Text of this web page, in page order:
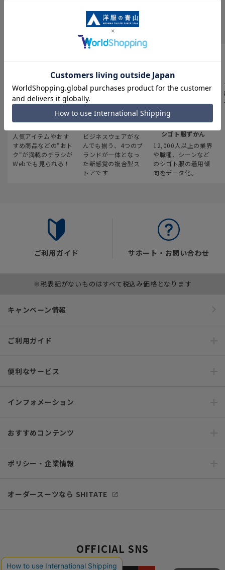
INFORMATION
最新のお買い得情報
人気アイテムやおす
すめ商品などの“おト
ク“が満載のチラシが
Webでも見られる！
スーツスクエア
ビジネスウェアがな
んでも揃う、4つのブ
ランドが一体となっ
た新感覚の複合型ス
トアです
みんなの
シゴト服ずかん
12,000人以上の業界
や職種、シーンなど
のシゴト服の着用傾
向をデータ化。
ご利用ガイド サポート・お問い合わせ
※税表記がないものはすべて税込み価格となります
キャンペーン情報
ご利用ガイド
便利なサービス
インフォメーション
おすすめコンテンツ
ポリシー・企業情報
オーダースーツなら SHITATE
OFFICIAL SNS